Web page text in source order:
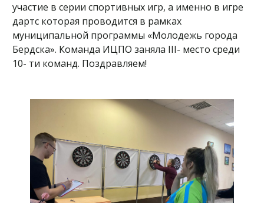
участие в серии спортивных игр, а именно в игре
дартс которая проводится в рамках
муниципальной программы «Молодежь города
Бердска». Команда ИЦПО заняла III- место среди
10- ти команд. Поздравляем!